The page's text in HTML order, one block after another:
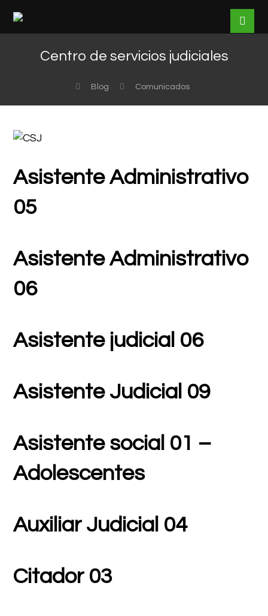
Centro de servicios judiciales
Blog Comunicados
Asistente Administrativo
05
Asistente Administrativo
06
Asistente judicial 06
Asistente Judicial 09
Asistente social 01 –
Adolescentes
Auxiliar Judicial 04
Citador 03